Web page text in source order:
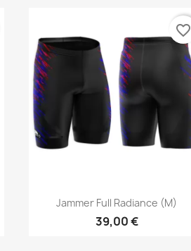
Aperçu rapide
Jammer Full Radiance (M)
39,00 €
favorite_border